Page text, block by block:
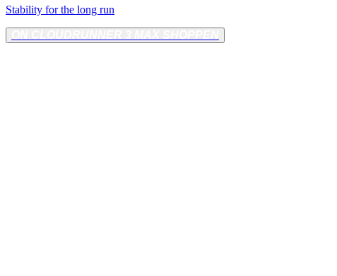
Stability for the long run